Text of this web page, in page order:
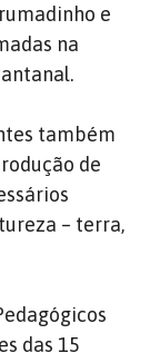
e
na
também
de
– terra,
das 15